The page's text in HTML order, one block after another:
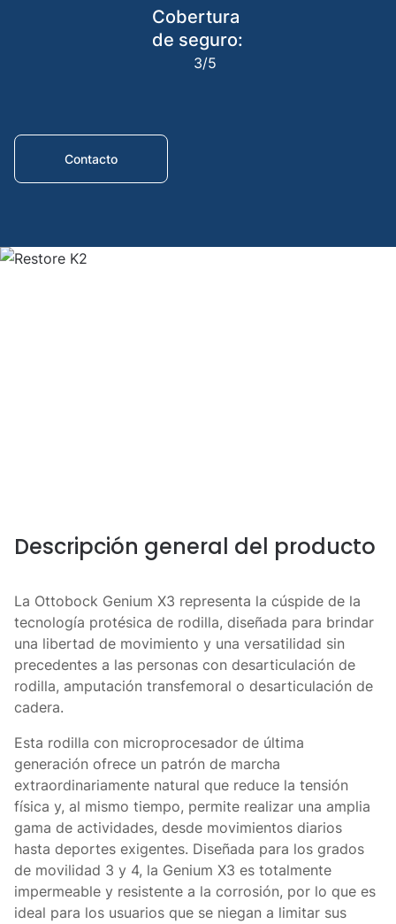
Cobertura
de seguro:
3/5
Contacto
Descripción general del producto
La Ottobock Genium X3 representa la cúspide de la
tecnología protésica de rodilla, diseñada para brindar
una libertad de movimiento y una versatilidad sin
precedentes a las personas con desarticulación de
rodilla, amputación transfemoral o desarticulación de
cadera.
Esta rodilla con microprocesador de última
generación ofrece un patrón de marcha
extraordinariamente natural que reduce la tensión
física y, al mismo tiempo, permite realizar una amplia
gama de actividades, desde movimientos diarios
hasta deportes exigentes. Diseñada para los grados
de movilidad 3 y 4, la Genium X3 es totalmente
impermeable y resistente a la corrosión, por lo que es
ideal para los usuarios que se niegan a limitar sus